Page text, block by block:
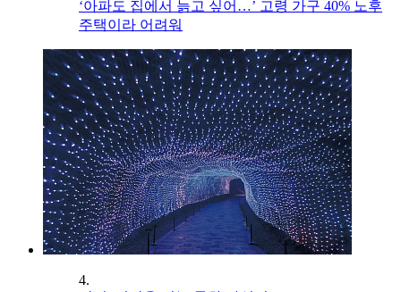
‘아파도 집에서 늙고 싶어…’ 고령 가구 40% 노후
주택이라 어려워
4.